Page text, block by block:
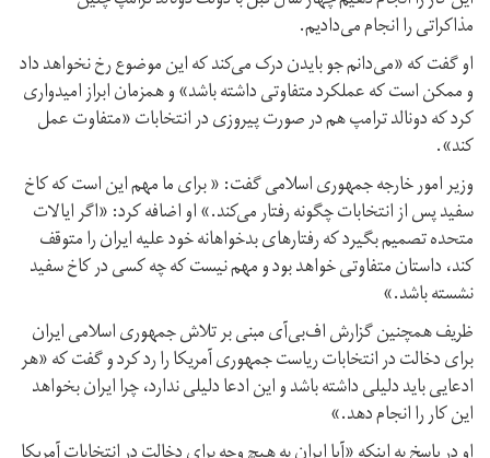
مذاکراتی را انجام می‌دادیم.
او گفت که «می‌دانم جو بایدن درک می‌کند که این موضوع رخ نخواهد داد
و ممکن است که عملکرد متفاوتی داشته باشد» و همزمان ابراز امیدواری
کرد که دونالد ترامپ هم در صورت پیروزی در انتخابات «متفاوت عمل
کند».
وزیر امور خارجه جمهوری اسلامی گفت: « برای ما مهم این است که کاخ
سفید پس از انتخابات چگونه رفتار می‌کند.» او اضافه کرد: «اگر ایالات
متحده تصمیم بگیرد که رفتارهای بدخواهانه خود علیه ایران را متوقف
کند، داستان متفاوتی خواهد بود و مهم نیست که چه کسی در کاخ سفید
نشسته باشد.»
ظریف همچنین گزارش اف‌بی‌آی مبنی بر تلاش جمهوری اسلامی ایران
برای دخالت در انتخابات ریاست جمهوری آمریکا را رد کرد و گفت که «هر
ادعایی باید دلیلی داشته باشد و این ادعا دلیلی ندارد، چرا ایران بخواهد
این کار را انجام دهد.»